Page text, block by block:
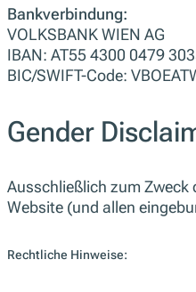
Bankverbindung:
VOLKSBANK WIEN AG
IBAN: AT55 4300 0479
BIC/SWIFT-Code:
Gender
Ausschließlich zum Zweck
Website (und allen
Rechtliche Hinweise: